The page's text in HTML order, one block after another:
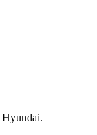
Hyundai.